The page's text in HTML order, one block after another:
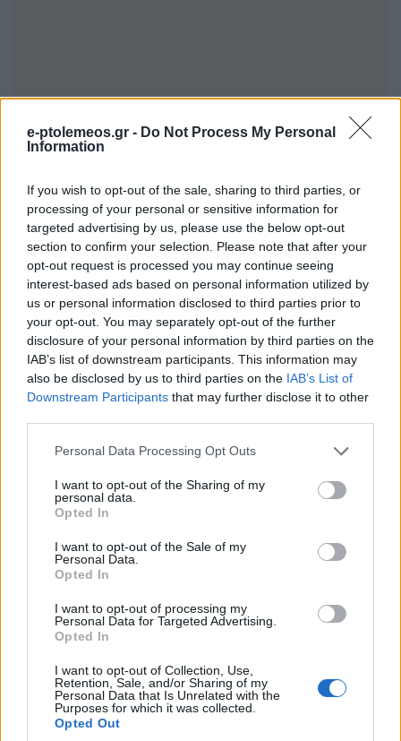
e-ptolemeos.gr - Do Not Process My Personal
Information
If you wish to opt-out of the sale, sharing to third parties, or
processing of your personal or sensitive information for
targeted advertising by us, please use the below opt-out
section to confirm your selection. Please note that after your
opt-out request is processed you may continue seeing
interest-based ads based on personal information utilized by
us or personal information disclosed to third parties prior to
your opt-out. You may separately opt-out of the further
disclosure of your personal information by third parties on the
IAB’s list of downstream participants. This information may
also be disclosed by us to third parties on the IAB’s List of
Downstream Participants that may further disclose it to other
Please note that this website/app uses one or more Google
not limited to your visit or usage behaviour. You may click to
grant or deny consent to Google and its third-party tags to
use your data for below specified purposes in below Google
consent section.
Personal Data Processing Opt Outs
I want to opt-out of the Sharing of my
personal data.
Opted In
I want to opt-out of the Sale of my
Personal Data.
Opted In
I want to opt-out of processing my
Personal Data for Targeted Advertising.
Opted In
I want to opt-out of Collection, Use,
Retention, Sale, and/or Sharing of my
Personal Data that Is Unrelated with the
Purposes for which it was collected.
Opted Out